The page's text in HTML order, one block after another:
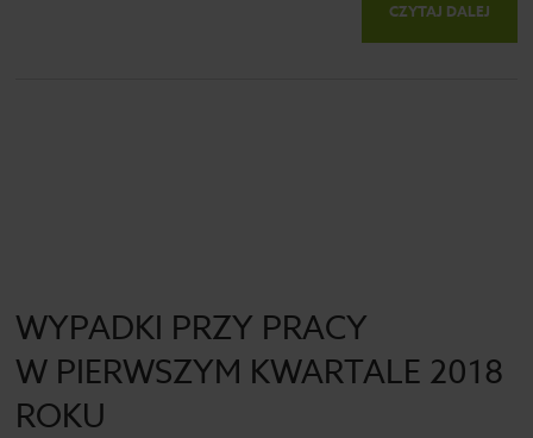
CZYTAJ DALEJ
WYPADKI PRZY PRACY
W PIERWSZYM KWARTALE 2018
ROKU